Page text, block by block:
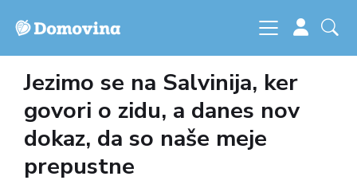
Jezimo se na Salvinija, ker
govori o zidu, a danes nov
dokaz, da so naše meje
prepustne